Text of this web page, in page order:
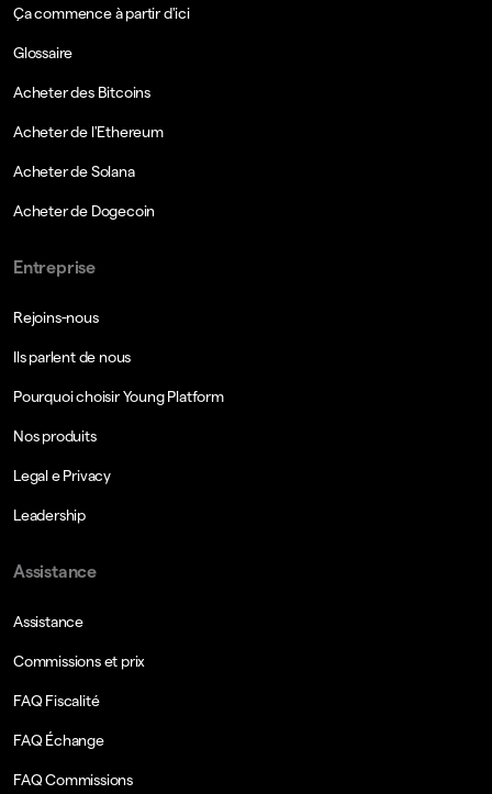
Ça commence à partir d'ici
Glossaire
Acheter des Bitcoins
Acheter de l'Ethereum
Acheter de Solana
Acheter de Dogecoin
Entreprise
Rejoins-nous
Ils parlent de nous
Pourquoi choisir Young Platform
Nos produits
Legal e Privacy
Leadership
Assistance
Assistance
Commissions et prix
FAQ Fiscalité
FAQ Échange
FAQ Commissions